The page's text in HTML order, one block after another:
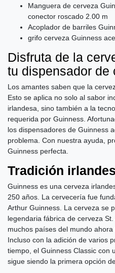
Manguera de cerveza
conector roscado 2.00 m
Acoplador de barriles
grifo cerveza Guinness
Disfruta de la
tu dispensador de
Los amantes saben que la
Esto se aplica no solo al sabor
irlandesa, sino también a la
requerida por Guinness.
los dispensadores de Guinness
problema. Con nuestra ayuda,
Guinness perfecta.
Tradición
Guinness es una cerveza
250 años. La cervecería fue
Arthur Guinness. La cerveza se
legendaria fábrica de cerveza
muchos países del mundo
Incluso con la adición de varios
tiempo, el Guinness Classic con
sigue siendo la primera opción